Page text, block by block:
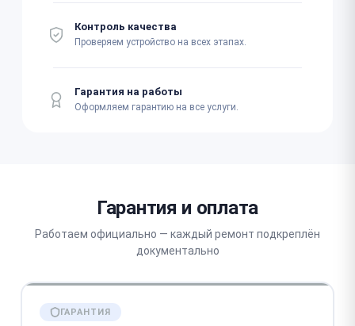
Контроль качества
Проверяем устройство на всех этапах.
Гарантия на работы
Оформляем гарантию на все услуги.
Гарантия и оплата
Работаем официально — каждый ремонт подкреплён
документально
ГАРАНТИЯ